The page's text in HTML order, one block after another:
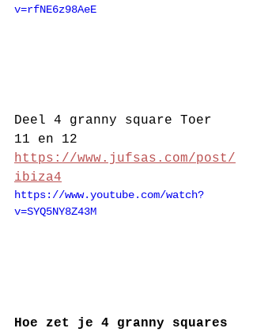
v=rfNE6z98AeE
Deel 4 granny square Toer
11 en 12
https://www.jufsas.com/post/
ibiza4
https://www.youtube.com/watch?
v=SYQ5NY8Z43M
Hoe zet je 4 granny squares